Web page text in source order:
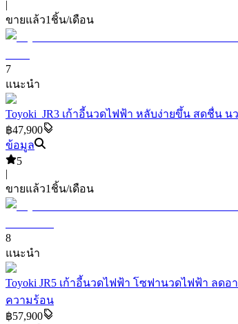
|
ขายแล้ว1 ชิ้น/เดือน
7
แนะนำ
Toyoki JR3 เก้าอี้นวดไฟฟ้า หลับง่ายขึ้น สดชื่น
฿47,900
ข้อมูล
5
|
ขายแล้ว1 ชิ้น/เดือน
8
แนะนำ
Toyoki JR5 เก้าอี้นวดไฟฟ้า โซฟานวดไฟฟ้า ล
ความร้อน
฿57,900